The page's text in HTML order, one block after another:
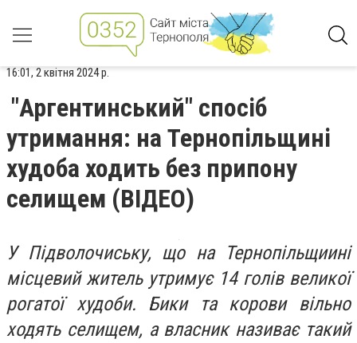
16:01, 2 квітня 2024 р.
"Аргентинський" спосіб
утримання: на Тернопільщині
худоба ходить без припону
селищем (ВІДЕО)
У Підволочиську, що на Тернопільщиині
місцевий житель утримує 14 голів великої
рогатої худоби. Бики та корови вільно
ходять селищем, а власник називає такий